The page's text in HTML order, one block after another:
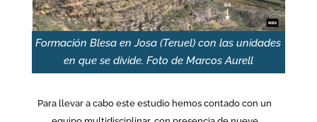
Formación Blesa en Josa (Teruel) con las unidades
en que se divide. Foto de Marcos Aurell
Para llevar a cabo este estudio hemos contado con un